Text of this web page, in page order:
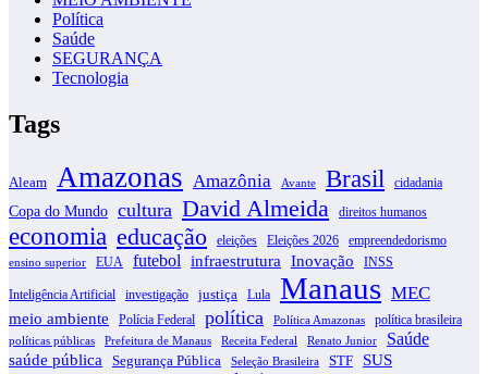
Política
Saúde
SEGURANÇA
Tecnologia
Tags
Aleam Amazonas Amazônia Avante Brasil cidadania
Copa do Mundo cultura David Almeida direitos humanos
economia educação eleições Eleições 2026 empreendedorismo
ensino superior EUA futebol infraestrutura Inovação INSS
Inteligência Artificial investigação justiça Lula Manaus MEC
meio ambiente Polícia Federal política Política Amazonas política brasileira
políticas públicas Prefeitura de Manaus Receita Federal Renato Junior Saúde
saúde pública Segurança Pública Seleção Brasileira STF
SUS